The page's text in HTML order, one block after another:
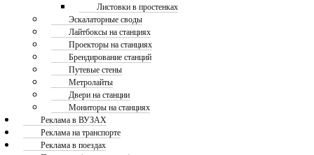
Листовки в простенках
Эскалаторные своды
Лайтбоксы на станциях
Проекторы на станциях
Брендирование станций
Путевые стены
Метролайты
Двери на станции
Мониторы на станциях
Реклама в ВУЗАХ
Реклама на транспорте
Реклама в поездах